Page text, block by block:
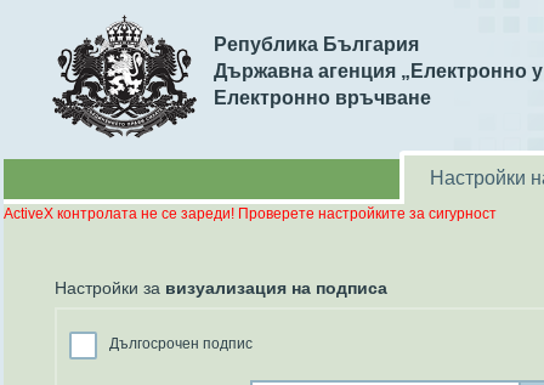
Република България
Държавна агенция „Електронно
Електронно връчване
Настройки
ActiveX контролата не се зареди! Проверете настройките за сигурност
Настройки за визуализация на подписа
Дългосрочен подпис